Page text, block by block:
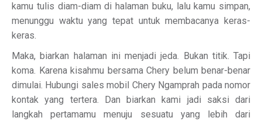
kamu tulis diam-diam di halaman buku, lalu kamu simpan,
menunggu waktu yang tepat untuk membacanya keras-
keras.
Maka, biarkan halaman ini menjadi jeda. Bukan titik. Tapi
koma. Karena kisahmu bersama Chery belum benar-benar
dimulai. Hubungi sales mobil Chery Ngamprah pada nomor
kontak yang tertera. Dan biarkan kami jadi saksi dari
langkah pertamamu menuju sesuatu yang lebih dari